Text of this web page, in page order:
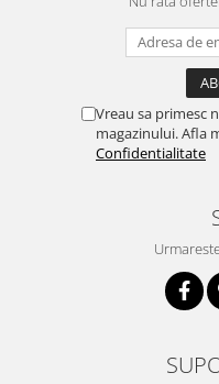
Vreau sa primesc
magazinului. Afla
Confidentialitate